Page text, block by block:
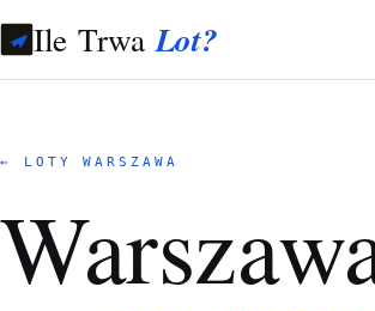
Ile TrwaLot?
← LOTY WARSZAWA